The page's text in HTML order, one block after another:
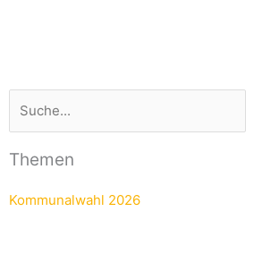
Themen
Kommunalwahl 2026